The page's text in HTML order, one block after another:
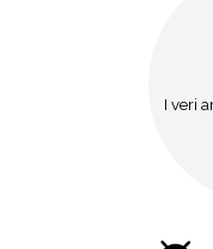
I veri